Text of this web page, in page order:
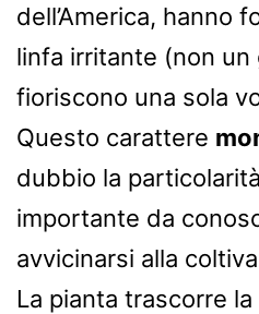
dell’America, hanno
linfa irritante (non un
fioriscono una sola
Questo carattere
dubbio la
importante da
avvicinarsi alla
La pianta trascorre